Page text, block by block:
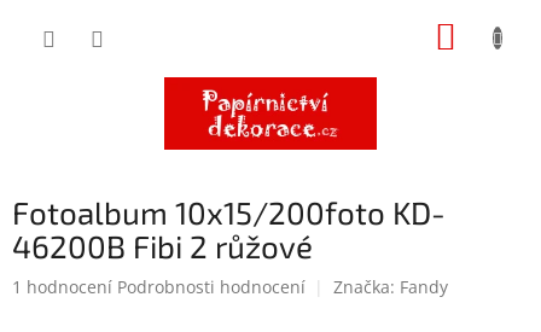
Fotoalbum 10x15/200foto KD-
46200B Fibi 2 růžové
Průměrné
1 hodnocení Podrobnosti hodnocení Značka: Fandy